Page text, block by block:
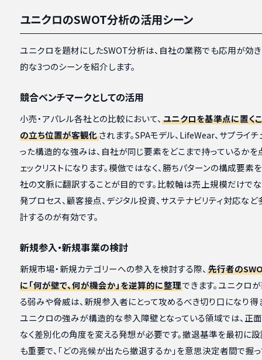
ユニクロのSWOT分析の活用シーン
ユニクロを題材にしたSWOT分析は、自社の業務でも応用が効き
的な3つのシーンを紹介します。
競合ベンチマークとしての活用
小売・アパレル各社との比較において、 ユニクロを基準点に置く
の立ち位置が客観化されます。SPAモデル、LifeWear、サプライ
った構造的な強みは、自社が同じ要素をどこまで持っているかを
ェックリストになります。模倣ではなく、勝ちパターンの構成要素
社の文脈に翻訳することが目的です。比較軸は売上規模だけでな
発プロセス、顧客接点、デジタル投資、サステナビリティ対応な
計するのが有効です。
新規参入・新規事業の検討
新規市場・新規カテゴリーへの参入を検討する際、 先行者の
に「何が壁で、何が機会か」を逆算的に整理できます。ユニクロ
る弱みや脅威は、新規参入者にとって攻めるべき切り口になり得
ユニクロの強みが構造的な参入障壁となっている領域では、正
なく差別化の角度を変える発想が必要です。撤退基準を最初に設
も重要で、「どの兆候が出たら撤退するか」を意思決定者間で握